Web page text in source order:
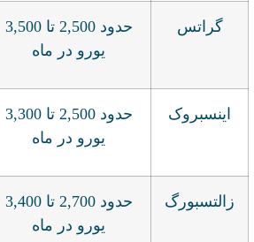
گراتس
حدود 2,500 تا 3,500
یورو در ماه
اینسبروک
حدود 2,500 تا 3,300
یورو در ماه
زالتسبورگ
حدود 2,700 تا 3,400
یورو در ماه